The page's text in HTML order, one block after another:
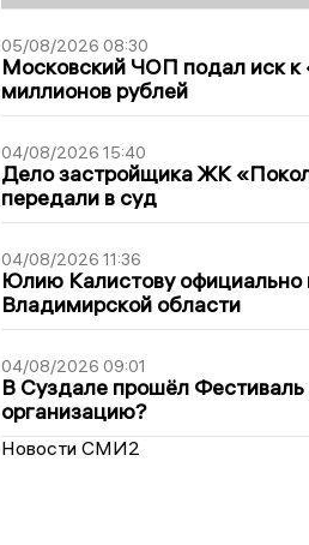
05/08/2026 08:30
Московский ЧОП подал иск
миллионов рублей
04/08/2026 15:40
Дело застройщика ЖК
передали в суд
04/08/2026 11:36
Юлию Калистову официально
Владимирской области
04/08/2026 09:01
В Суздале прошёл Фестиваль
организацию?
Новости СМИ2